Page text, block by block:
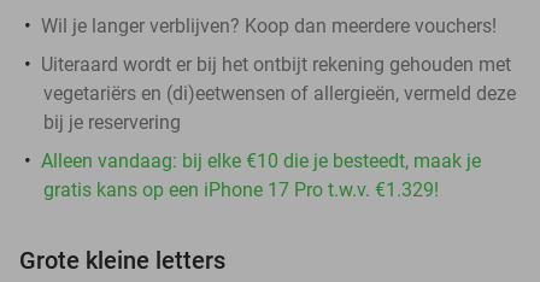
Wil je langer verblijven? Koop dan meerdere vouchers!
Uiteraard wordt er bij het ontbijt rekening gehouden met
vegetariërs en (di)eetwensen of allergieën, vermeld deze
bij je reservering
Alleen vandaag: bij elke €10 die je besteedt, maak je
gratis kans op een iPhone 17 Pro t.w.v. €1.329!
Grote kleine letters